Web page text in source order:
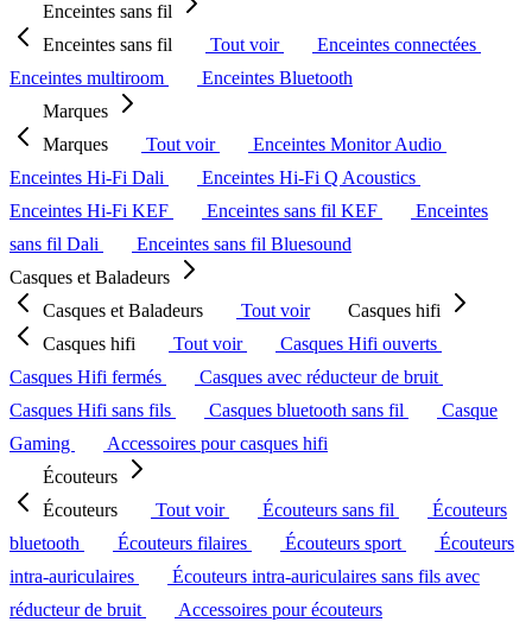
Enceintes sans fil
Enceintes sans fil
Tout voir
Enceintes connectées
Enceintes multiroom
Enceintes Bluetooth
Marques
Marques
Tout voir
Enceintes Monitor Audio
Enceintes Hi-Fi Dali
Enceintes Hi-Fi Q Acoustics
Enceintes Hi-Fi KEF
Enceintes sans fil KEF
Enceintes
sans fil Dali
Enceintes sans fil Bluesound
Casques et Baladeurs
Casques et Baladeurs
Tout voir
Casques hifi
Casques hifi
Tout voir
Casques Hifi ouverts
Casques Hifi fermés
Casques avec réducteur de bruit
Casques Hifi sans fils
Casques bluetooth sans fil
Casque
Gaming
Accessoires pour casques hifi
Écouteurs
Écouteurs
Tout voir Écouteurs sans fil
Écouteurs
bluetooth
Écouteurs filaires Écouteurs sport
Écouteurs
intra-auriculaires
Écouteurs intra-auriculaires sans fils avec
réducteur de bruit
Accessoires pour écouteurs